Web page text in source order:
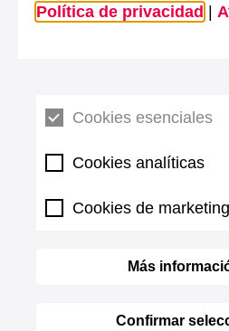
Política de privacidad
Cookies esenciales
Cookies analíticas
Cookies de marketing
Más
Confirmar